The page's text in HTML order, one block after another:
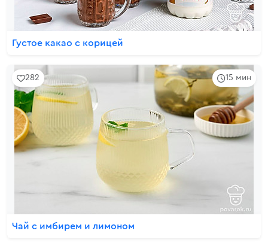
Густое какао с корицей
15 мин
282
Чай с имбирем и лимоном